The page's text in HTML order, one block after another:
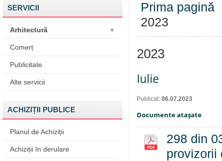
SERVICII
Arhitectură +
Comerț
Publicitate
Alte servicii
ACHIZIȚII PUBLICE
Planul de Achiziții
Achiziții în derulare
Prima pagină
2023
2023
Iulie
Publicat: 06.07.2023
Documente ataşate
298 din
provizorii